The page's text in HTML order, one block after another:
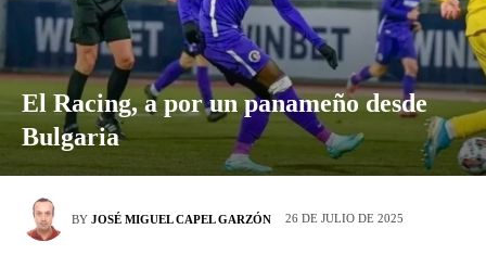
El Racing, a por un panameño desde
Bulgaria
BY JOSÉ MIGUEL CAPEL GARZÓN 26 DE JULIO DE 2025